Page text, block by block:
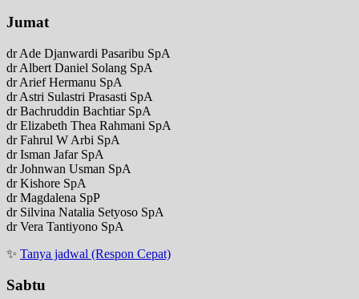
Jumat
dr Ade Djanwardi Pasaribu SpA
dr Albert Daniel Solang SpA
dr Arief Hermanu SpA
dr Astri Sulastri Prasasti SpA
dr Bachruddin Bachtiar SpA
dr Elizabeth Thea Rahmani SpA
dr Fahrul W Arbi SpA
dr Isman Jafar SpA
dr Johnwan Usman SpA
dr Kishore SpA
dr Magdalena SpP
dr Silvina Natalia Setyoso SpA
dr Vera Tantiyono SpA
✨ Tanya jadwal (Respon Cepat)
Sabtu